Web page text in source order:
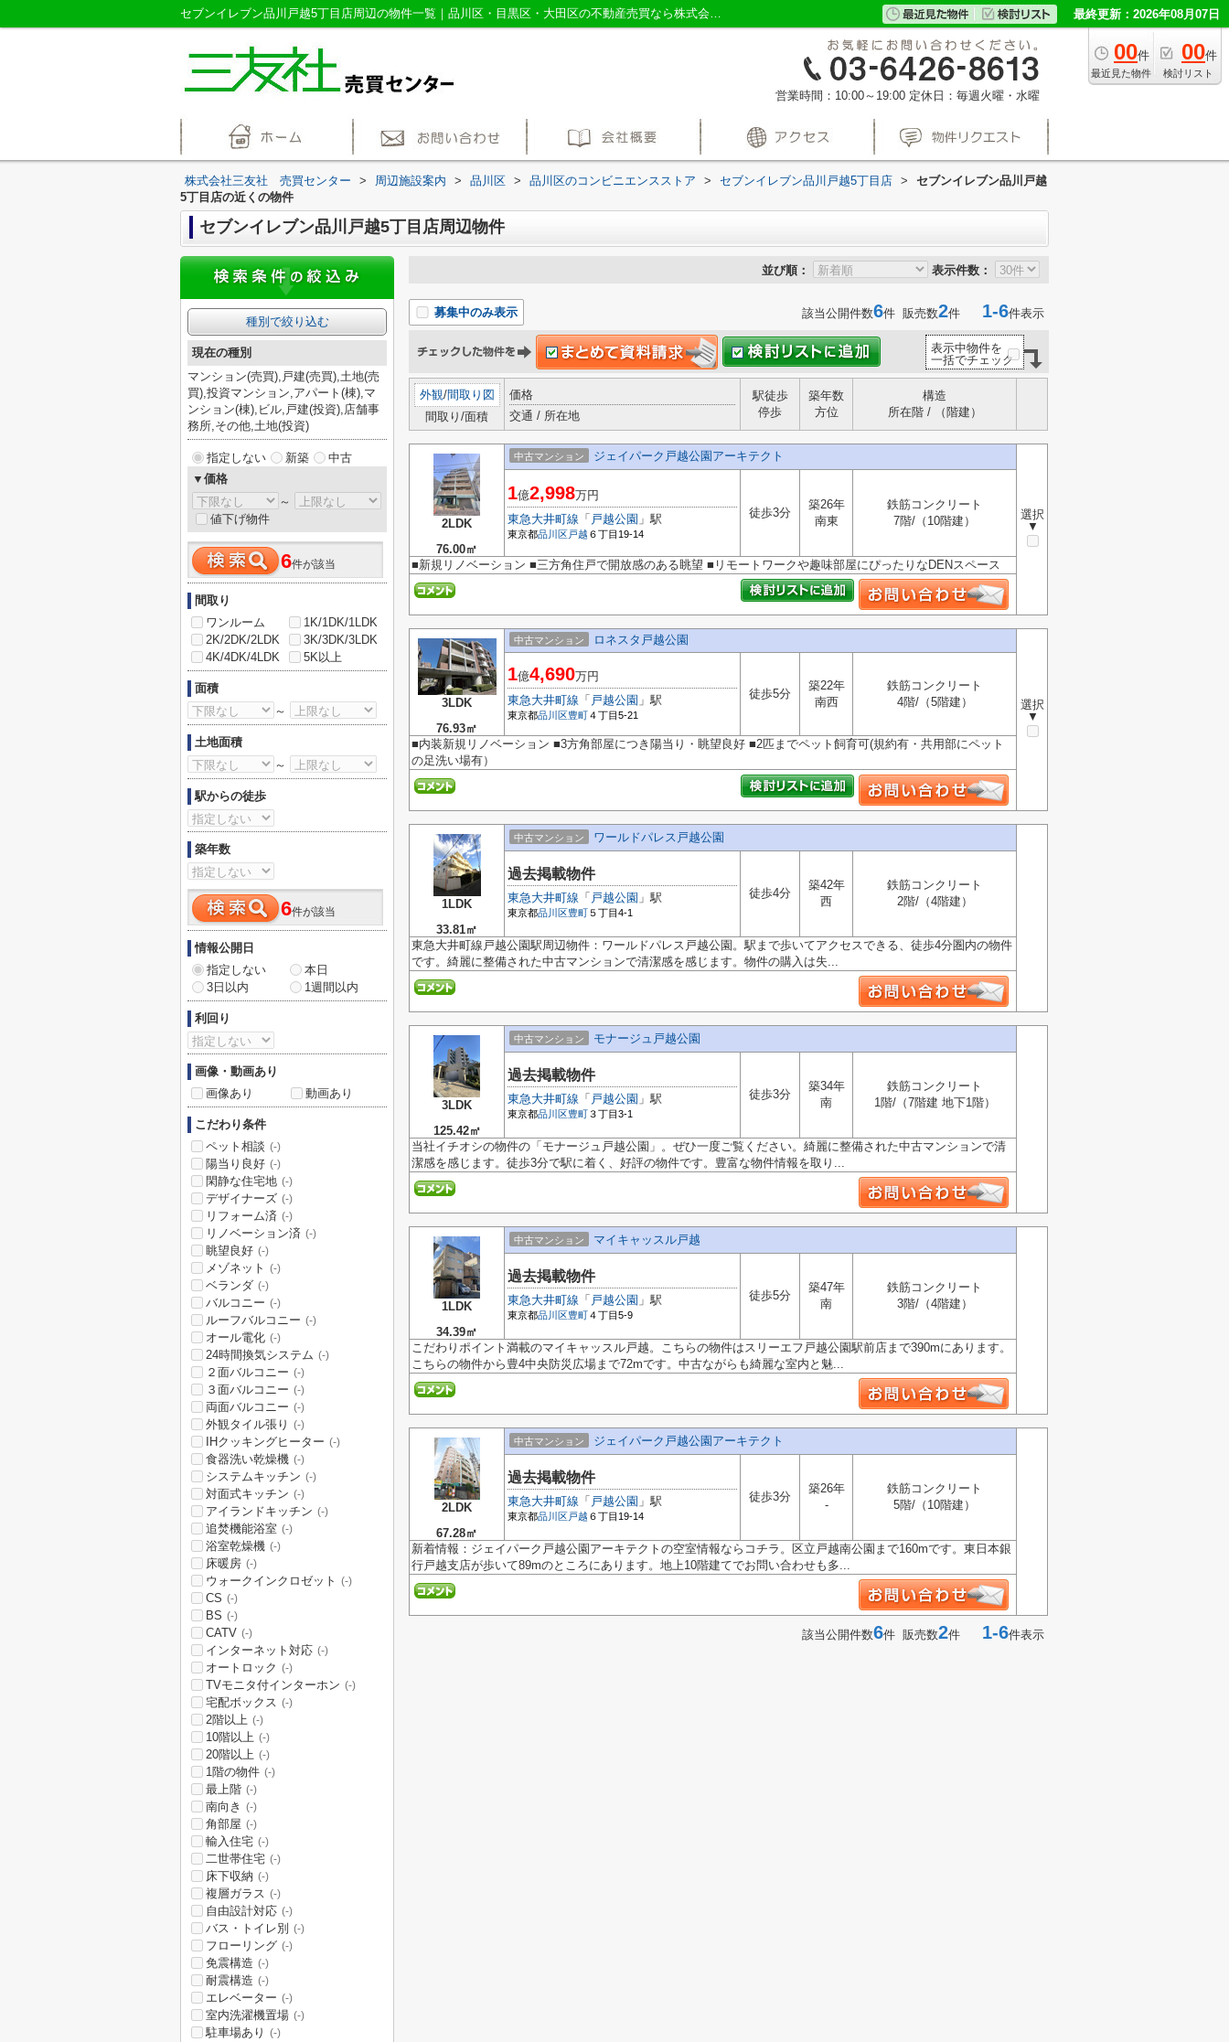
セブンイレブン品川戸越5丁目店周辺の物件一覧｜品川区・目黒区・大田区の不動産売買なら株式会社三友社売買センター 最終更新：2026年08月07日
00件
最近見た物件
00件
検討リスト
営業時間：10:00～19:00 定休日：毎週火曜・水曜
株式会社三友社 売買センター > 周辺施設案内 > 品川区 > 品川区のコンビニエンスストア > セブンイレブン品川戸越5丁目店 >
セブンイレブン品川戸越
5丁目店の近くの物件
セブンイレブン品川戸越5丁目店周辺物件
並び順： 表示件数：
募集中のみ表示 該当公開件数6件 販売数2件 1-6件表示
表示中物件を
一括でチェック
外観/間取り図
間取り/面積
価格
交通 / 所在地
駅徒歩
停歩
築年数
方位
構造
所在階 / （階建）
2LDK
76.00㎡
中古マンション ジェイパーク戸越公園アーキテクト
選択
▼
1億2,998万円
東急大井町線 「 戸越公園 」駅
東京都品川区 戸越 ６丁目19-14
徒歩3分
築26年
南東
鉄筋コンクリート
7階/（10階建）
■新規リノベーション ■三方角住戸で開放感のある眺望 ■リモートワークや趣味部屋にぴったりなDENスペース
3LDK
76.93㎡
中古マンション ロネスタ戸越公園
選択
▼
1億4,690万円
東急大井町線 「 戸越公園 」駅
東京都品川区 豊町 ４丁目5-21
徒歩5分
築22年
南西
鉄筋コンクリート
4階/（5階建）
■内装新規リノベーション ■3方角部屋につき陽当り・眺望良好 ■2匹までペット飼育可(規約有・共用部にペット
の足洗い場有）
1LDK
33.81㎡
中古マンション ワールドパレス戸越公園
過去掲載物件
東急大井町線 「 戸越公園 」駅
東京都品川区 豊町 ５丁目4-1
徒歩4分
築42年
西
鉄筋コンクリート
2階/（4階建）
東急大井町線戸越公園駅周辺物件：ワールドパレス戸越公園。駅まで歩いてアクセスできる、徒歩4分圏内の物件
です。綺麗に整備された中古マンションで清潔感を感じます。物件の購入は失...
3LDK
125.42㎡
中古マンション モナージュ戸越公園
過去掲載物件
東急大井町線 「 戸越公園 」駅
東京都品川区 豊町 ３丁目3-1
徒歩3分
築34年
南
鉄筋コンクリート
1階/（7階建 地下1階）
当社イチオシの物件の「モナージュ戸越公園」。ぜひ一度ご覧ください。綺麗に整備された中古マンションで清
潔感を感じます。徒歩3分で駅に着く、好評の物件です。豊富な物件情報を取り...
1LDK
34.39㎡
中古マンション マイキャッスル戸越
過去掲載物件
東急大井町線 「 戸越公園 」駅
東京都品川区 豊町 ４丁目5-9
徒歩5分
築47年
南
鉄筋コンクリート
3階/（4階建）
こだわりポイント満載のマイキャッスル戸越。こちらの物件はスリーエフ戸越公園駅前店まで390mにあります。
こちらの物件から豊4中央防災広場まで72mです。中古ながらも綺麗な室内と魅...
2LDK
67.28㎡
中古マンション ジェイパーク戸越公園アーキテクト
過去掲載物件
東急大井町線 「 戸越公園 」駅
東京都品川区 戸越 ６丁目19-14
徒歩3分
築26年
-
鉄筋コンクリート
5階/（10階建）
新着情報：ジェイパーク戸越公園アーキテクトの空室情報ならコチラ。区立戸越南公園まで160mです。東日本銀
行戸越支店が歩いて89mのところにあります。地上10階建てでお問い合わせも多...
該当公開件数6件 販売数2件 1-6件表示
種別で絞り込む
現在の種別
マンション(売買),戸建(売買),土地(売
買),投資マンション,アパート(棟),マ
ンション(棟),ビル,戸建(投資),店舗事
務所,その他,土地(投資)
指定しない 新築
中古
▼価格
～
値下げ物件
6件が該当
間取り
ワンルーム
1K/1DK/1LDK
2K/2DK/2LDK
3K/3DK/3LDK
4K/4DK/4LDK
5K以上
面積
～
土地面積
～
駅からの徒歩
築年数
6件が該当
情報公開日
指定しない
本日
3日以内
1週間以内
利回り
画像・動画あり
画像あり
動画あり
こだわり条件
ペット相談 (-)
陽当り良好 (-)
閑静な住宅地 (-)
デザイナーズ (-)
リフォーム済 (-)
リノベーション済 (-)
眺望良好 (-)
メゾネット (-)
ベランダ (-)
バルコニー (-)
ルーフバルコニー (-)
オール電化 (-)
24時間換気システム (-)
２面バルコニー (-)
３面バルコニー (-)
両面バルコニー (-)
外観タイル張り (-)
IHクッキングヒーター (-)
食器洗い乾燥機 (-)
システムキッチン (-)
対面式キッチン (-)
アイランドキッチン (-)
追焚機能浴室 (-)
浴室乾燥機 (-)
床暖房 (-)
ウォークインクロゼット (-)
CS (-)
BS (-)
CATV (-)
インターネット対応 (-)
オートロック (-)
TVモニタ付インターホン (-)
宅配ボックス (-)
2階以上 (-)
10階以上 (-)
20階以上 (-)
1階の物件 (-)
最上階 (-)
南向き (-)
角部屋 (-)
輸入住宅 (-)
二世帯住宅 (-)
床下収納 (-)
複層ガラス (-)
自由設計対応 (-)
バス・トイレ別 (-)
フローリング (-)
免震構造 (-)
耐震構造 (-)
エレベーター (-)
室内洗濯機置場 (-)
駐車場あり (-)